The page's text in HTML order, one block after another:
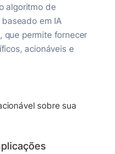
algoritmo de
em IA
que permite fornecer
acionáveis e
sobre sua